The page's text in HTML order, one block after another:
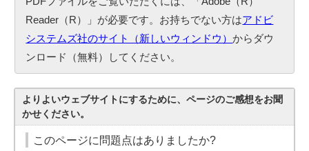
Reader（R）」が必要です。お持ちでない方はアドビ
システムズ社のサイト（新しいウィンドウ）からダウ
ンロード（無料）してください。
よりよいウェブサイトにするために、ページのご感想をお聞
かせください。
このページに問題点はありましたか?